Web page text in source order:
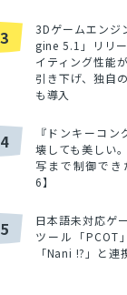
3
3Dゲームエンジ
gine 5.1」リリ
イティング性能
引き下げ、独自
も導入
4
『ドンキーコ
壊しても美しい
写まで制御でき
6】
5
日本語未対応ゲ
ツール「PCOT
「Nani !?」と連